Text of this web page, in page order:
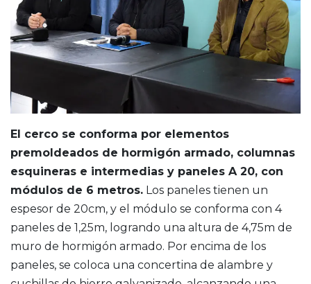
El cerco se conforma por elementos
premoldeados de hormigón armado, columnas
esquineras e intermedias y paneles A 20, con
módulos de 6 metros. Los paneles tienen un
espesor de 20cm, y el módulo se conforma con 4
paneles de 1,25m, logrando una altura de 4,75m de
muro de hormigón armado. Por encima de los
paneles, se coloca una concertina de alambre y